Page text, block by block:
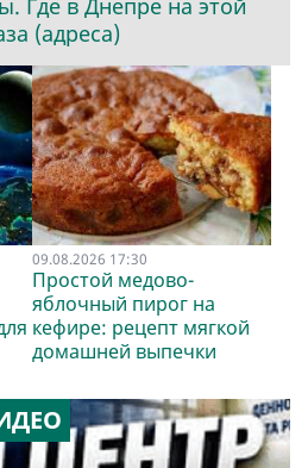
Где в Днепре на этой
(адреса)
09.08.2026 17:30
Простой медово-
яблочный пирог на
кефире: рецепт мягкой
домашней выпечки